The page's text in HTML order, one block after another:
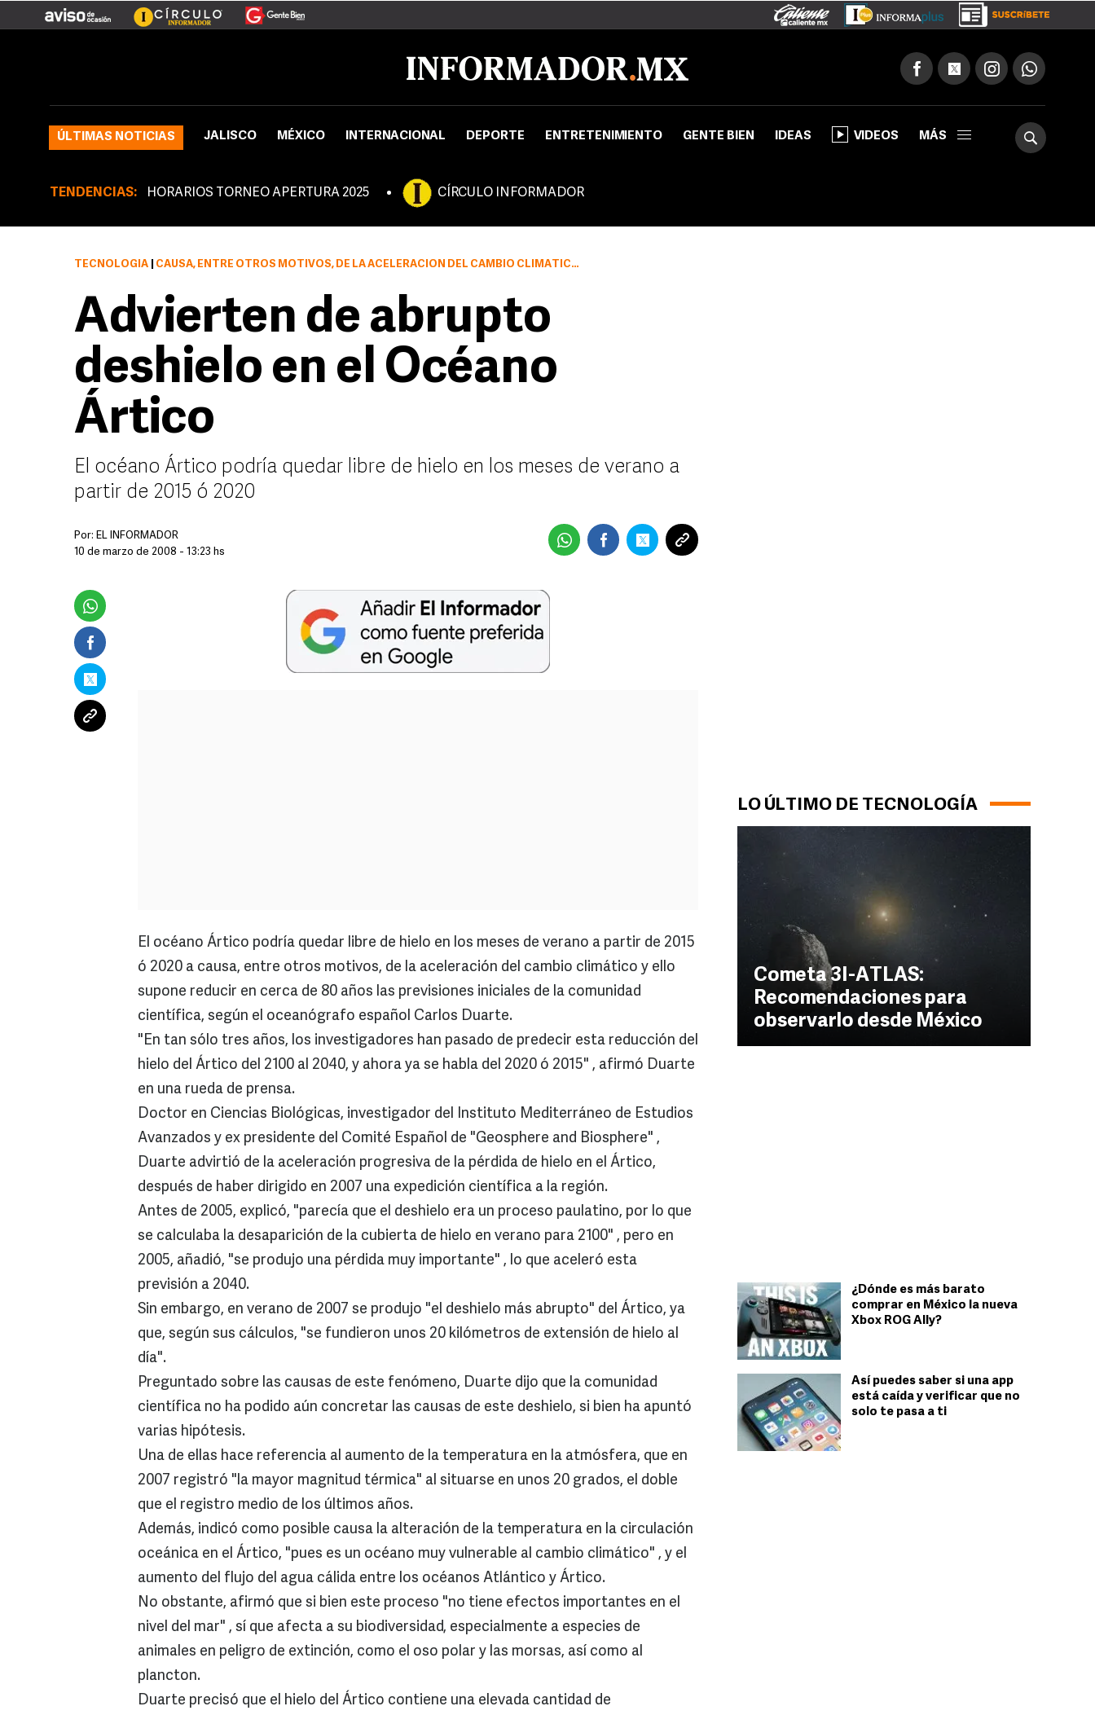
ÚLTIMAS NOTICIAS JALISCO MÉXICO INTERNACIONAL DEPORTE ENTRETENIMIENTO GENTE BIEN IDEAS VIDEOS MÁS
TENDENCIAS: HORARIOS TORNEO APERTURA 2025 CÍRCULO INFORMADOR
LO ÚLTIMO DE TECNOLOGÍA
Cometa 3I-ATLAS:
Recomendaciones para
observarlo desde México
¿Dónde es más barato
comprar en México la nueva
Xbox ROG Ally?
Así puedes saber si una app
está caída y verificar que no
solo te pasa a ti
TECNOLOGÍA CAUSA, ENTRE OTROS MOTIVOS, DE LA ACELERACIÓN DEL CAMBIO CLIMÁTICO Y ELLO SUPONE REDUCIR EN CERCA DE 80 AÑOS LAS PREVISIONES INICIALES DE LA COMUNIDAD CIENTÍFICA, SEGÚN EL OCEANÓGRAFO ESPAÑOL CARLOS DUARTE.
Advierten de abrupto
deshielo en el Océano
Ártico
El océano Ártico podría quedar libre de hielo en los meses de verano a
partir de 2015 ó 2020
Por: EL INFORMADOR
10 de marzo de 2008 - 13:23 hs
El océano Ártico podría quedar libre de hielo en los meses de verano a partir de 2015
ó 2020 a causa, entre otros motivos, de la aceleración del cambio climático y ello
supone reducir en cerca de 80 años las previsiones iniciales de la comunidad
científica, según el oceanógrafo español Carlos Duarte.
"En tan sólo tres años, los investigadores han pasado de predecir esta reducción del
hielo del Ártico del 2100 al 2040, y ahora ya se habla del 2020 ó 2015" , afirmó Duarte
en una rueda de prensa.
Doctor en Ciencias Biológicas, investigador del Instituto Mediterráneo de Estudios
Avanzados y ex presidente del Comité Español de "Geosphere and Biosphere" ,
Duarte advirtió de la aceleración progresiva de la pérdida de hielo en el Ártico,
después de haber dirigido en 2007 una expedición científica a la región.
Antes de 2005, explicó, "parecía que el deshielo era un proceso paulatino, por lo que
se calculaba la desaparición de la cubierta de hielo en verano para 2100" , pero en
2005, añadió, "se produjo una pérdida muy importante" , lo que aceleró esta
previsión a 2040.
Sin embargo, en verano de 2007 se produjo "el deshielo más abrupto" del Ártico, ya
que, según sus cálculos, "se fundieron unos 20 kilómetros de extensión de hielo al
día".
Preguntado sobre las causas de este fenómeno, Duarte dijo que la comunidad
científica no ha podido aún concretar las causas de este deshielo, si bien ha apuntó
varias hipótesis.
Una de ellas hace referencia al aumento de la temperatura en la atmósfera, que en
2007 registró "la mayor magnitud térmica" al situarse en unos 20 grados, el doble
que el registro medio de los últimos años.
Además, indicó como posible causa la alteración de la temperatura en la circulación
oceánica en el Ártico, "pues es un océano muy vulnerable al cambio climático" , y el
aumento del flujo del agua cálida entre los océanos Atlántico y Ártico.
No obstante, afirmó que si bien este proceso "no tiene efectos importantes en el
nivel del mar" , sí que afecta a su biodiversidad, especialmente a especies de
animales en peligro de extinción, como el oso polar y las morsas, así como al
plancton.
Duarte precisó que el hielo del Ártico contiene una elevada cantidad de